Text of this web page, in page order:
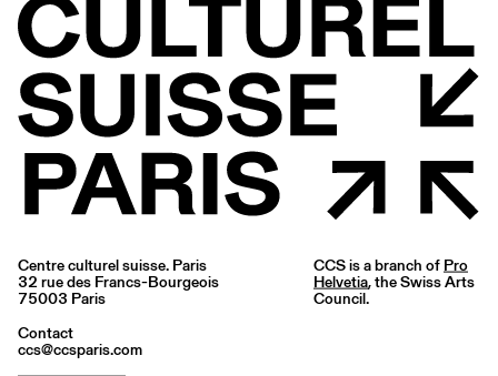
Centre culturel suisse. Paris
32 rue des Francs-Bourgeois
75003 Paris
Contact
ccs@ccsparis.com
CCS is a branch of Pro
Helvetia, the Swiss Arts
Council.